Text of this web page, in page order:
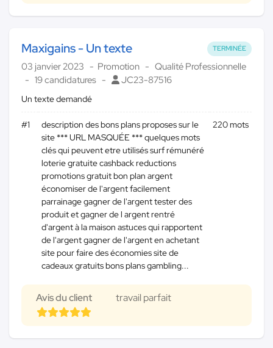
TERMINÉE
Maxigains - Un texte
03 janvier 2023 Promotion
Qualité Professionnelle
19 candidatures
JC23-87516
Un texte demandé
#1
description des bons plans proposes sur le
site *** URL MASQUÉE *** quelques mots
clés qui peuvent etre utilisés surf rémunéré
loterie gratuite cashback reductions
promotions gratuit bon plan argent
économiser de l'argent facilement
parrainage gagner de l'argent tester des
produit et gagner de l argent rentré
d'argent à la maison astuces qui rapportent
de l'argent gagner de l'argent en achetant
site pour faire des économies site de
cadeaux gratuits bons plans gambling...
220 mots
Avis du client travail parfait